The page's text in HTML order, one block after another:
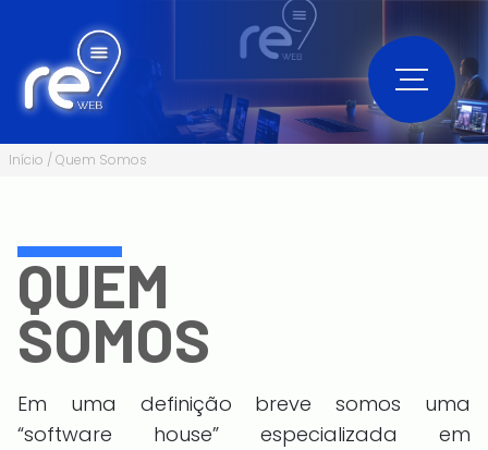
Início Quem Somos
QUEM
SOMOS
Em uma definição breve somos uma
“software house” especializada em